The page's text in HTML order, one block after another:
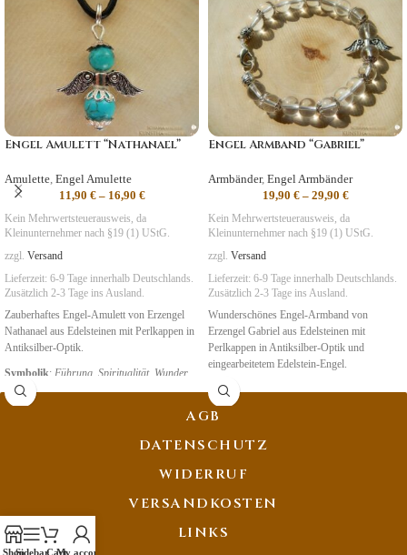
Engel Amulett “Nathanael”
Amulette, Engel Amulette
11,90 €– 16,90 €
Kein Mehrwertsteuerausweis, da
Kleinunternehmer nach §19 (1) UStG.
zzgl. Versand
Lieferzeit: 6-9 Tage innerhalb Deutschlands.
Zusätzlich 2-3 Tage ins Ausland.
Zauberhaftes Engel-Amulett von Erzengel
Nathanael aus Edelsteinen mit Perlkappen in
Antiksilber-Optik.
Symbolik: Führung Spiritualität, Wunder
Engel Armband “Gabriel”
Armbänder, Engel Armbänder
19,90 €– 29,90 €
Kein Mehrwertsteuerausweis, da
Kleinunternehmer nach §19 (1) UStG.
zzgl. Versand
Lieferzeit: 6-9 Tage innerhalb Deutschlands.
Zusätzlich 2-3 Tage ins Ausland.
Wunderschönes Engel-Armband von
Erzengel Gabriel aus Edelsteinen mit
Perlkappen in Antiksilber-Optik und
eingearbeitetem Edelstein-Engel.
Symbolik:Klarheit,Hoffnung, Visionen
AGB
DATENSCHUTZ
WIDERRUF
VERSANDKOSTEN
LINKS
ShopSidebarCartMy account